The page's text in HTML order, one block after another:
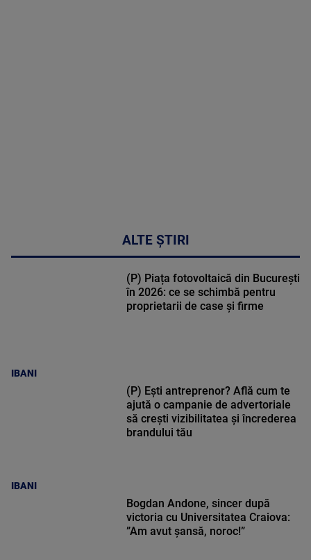
ALTE ȘTIRI
IBANI
(P) Piața fotovoltaică din București
în 2026: ce se schimbă pentru
proprietarii de case și firme
IBANI
(P) Ești antreprenor? Află cum te
ajută o campanie de advertoriale
să crești vizibilitatea și încrederea
brandului tău
Bogdan Andone, sincer după
victoria cu Universitatea Craiova:
”Am avut șansă, noroc!”